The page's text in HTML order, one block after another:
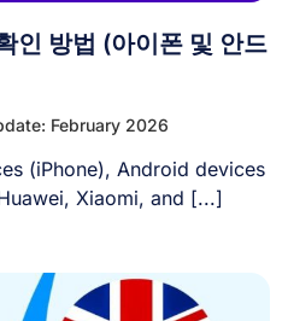
인 방법 (아이폰 및 안드
February 2026
(iPhone), Android devices
Xiaomi, and [...]